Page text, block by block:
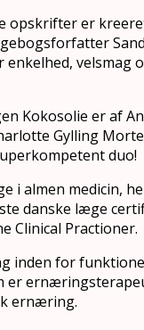
opskrifter er
enkelhed, velsmag
Kokosolie er af
Gylling
duo!
i almen medicin,
danske læge
Clinical Practioner.
inden for
er
ernæring.